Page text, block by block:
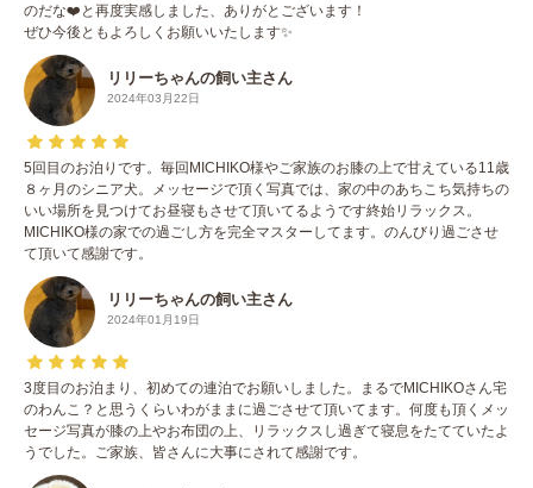
のだな❤️と再度実感しました、ありがとございます！
ぜひ今後ともよろしくお願いいたします✨
リリーちゃんの飼い主さん
2024年03月22日
5回目のお泊りです。毎回MICHIKO様やご家族のお膝の上で甘えている11歳
８ヶ月のシニア犬。メッセージで頂く写真では、家の中のあちこち気持ちの
いい場所を見つけてお昼寝もさせて頂いてるようです終始リラックス。
MICHIKO様の家での過ごし方を完全マスターしてます。のんびり過ごさせ
て頂いて感謝です。
リリーちゃんの飼い主さん
2024年01月19日
3度目のお泊まり、初めての連泊でお願いしました。まるでMICHIKOさん宅
のわんこ？と思うくらいわがままに過ごさせて頂いてます。何度も頂くメッ
セージ写真が膝の上やお布団の上、リラックスし過ぎて寝息をたてていたよ
うでした。ご家族、皆さんに大事にされて感謝です。